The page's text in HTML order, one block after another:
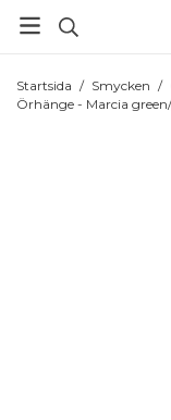
Startsida / Smycken /
Örhänge - Marcia